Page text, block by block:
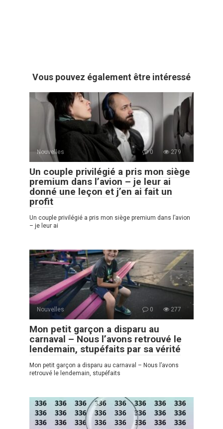
Vous pouvez également être intéressé
Nouvelles 0 279
Un couple privilégié a pris mon siège
premium dans l’avion – je leur ai
donné une leçon et j’en ai fait un
profit
Un couple privilégié a pris mon siège premium dans l’avion
– je leur ai
Nouvelles 0 277
Mon petit garçon a disparu au
carnaval – Nous l’avons retrouvé le
lendemain, stupéfaits par sa vérité
Mon petit garçon a disparu au carnaval – Nous l’avons
retrouvé le lendemain, stupéfaits